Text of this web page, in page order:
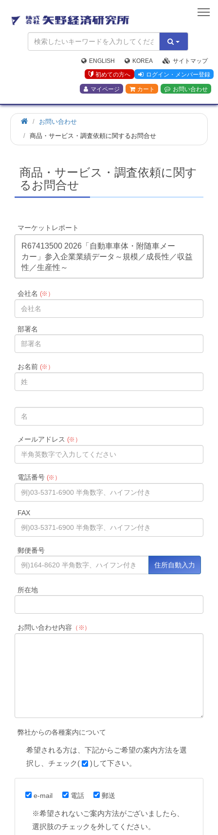
矢
野
経
済
研
究
所
ENGLISH KOREA
サイトマップ
初めての方へ
ログイン・メンバー登録
マイページ カート お問い合わせ
お問い合わせ
商品・サービス・調査依頼に関するお問合せ
商品・サービス・調査依頼に関す
るお問合せ
マーケットレポート
R67413500 2026「自動車車体・附随車メー
カー」参入企業業績データ～規模／成長性／収益
性／生産性～
会社名 (※）
部署名
お名前(※）
メールアドレス (※）
電話番号(※）
FAX
郵便番号
所在地
お問い合わせ内容 （※）
弊社からの各種案内について
希望される方は、下記からご希望の案内方法を選
択し、チェック(
)して下さい。
e-mail 電話 郵送
※希望されないご案内方法がございましたら、
選択肢のチェックを外してください。